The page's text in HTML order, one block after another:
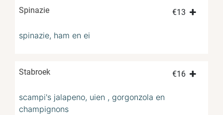
Spinazie €13
spinazie, ham en ei
Stabroek €16
scampi's jalapeno, uien , gorgonzola en
champignons